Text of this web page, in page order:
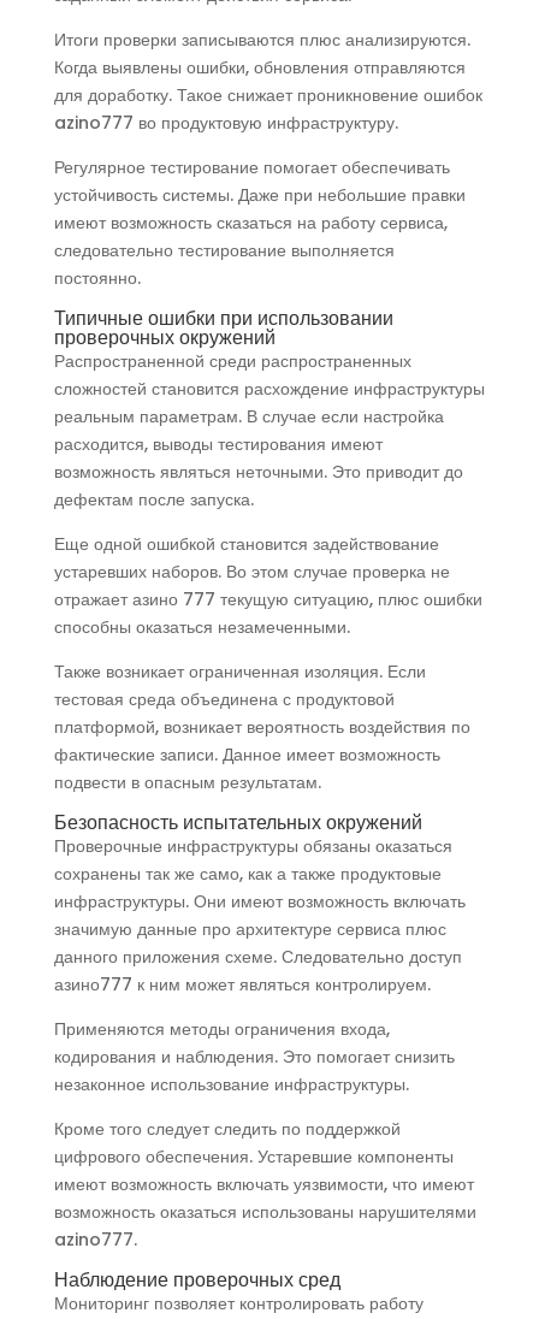
Итоги проверки записываются плюс анализируются.
Когда выявлены ошибки, обновления отправляются
для доработку. Такое снижает проникновение ошибок
azino777 во продуктовую инфраструктуру.
Регулярное тестирование помогает обеспечивать
устойчивость системы. Даже при небольшие правки
имеют возможность сказаться на работу сервиса,
следовательно тестирование выполняется
постоянно.
Типичные ошибки при использовании
проверочных окружений
Распространенной среди распространенных
сложностей становится расхождение инфраструктуры
реальным параметрам. В случае если настройка
расходится, выводы тестирования имеют
возможность являться неточными. Это приводит до
дефектам после запуска.
Еще одной ошибкой становится задействование
устаревших наборов. Во этом случае проверка не
отражает азино 777 текущую ситуацию, плюс ошибки
способны оказаться незамеченными.
Также возникает ограниченная изоляция. Если
тестовая среда объединена с продуктовой
платформой, возникает вероятность воздействия по
фактические записи. Данное имеет возможность
подвести в опасным результатам.
Безопасность испытательных окружений
Проверочные инфраструктуры обязаны оказаться
сохранены так же само, как а также продуктовые
инфраструктуры. Они имеют возможность включать
значимую данные про архитектуре сервиса плюс
данного приложения схеме. Следовательно доступ
азино777 к ним может являться контролируем.
Применяются методы ограничения входа,
кодирования и наблюдения. Это помогает снизить
незаконное использование инфраструктуры.
Кроме того следует следить по поддержкой
цифрового обеспечения. Устаревшие компоненты
имеют возможность включать уязвимости, что имеют
возможность оказаться использованы нарушителями
azino777.
Наблюдение проверочных сред
Мониторинг позволяет контролировать работу